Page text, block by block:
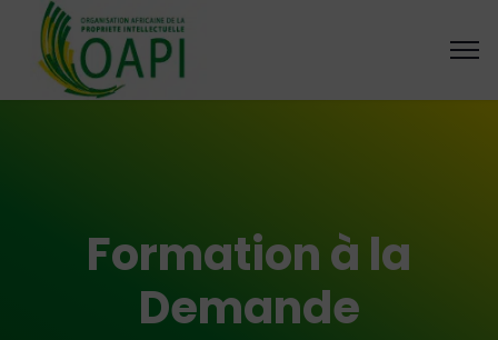
Formation à la
Demande